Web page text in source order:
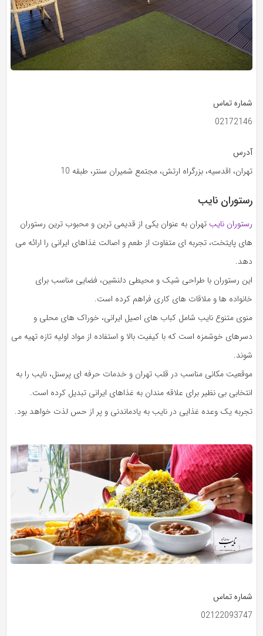
شماره تماس
02172146
آدرس
تهران، اقدسیه، بزرگراه ارتش، مجتمع شمیران سنتر، طبقه 10
رستوران نایب
رستوران نایب تهران به عنوان یکی از قدیمی‌ ترین و محبوب‌ ترین رستوران‌
های پایتخت، تجربه‌ ای متفاوت از طعم و اصالت غذاهای ایرانی را ارائه می‌
دهد.
این رستوران با طراحی شیک و محیطی دلنشین، فضایی مناسب برای
خانواده‌ ها و ملاقات‌ های کاری فراهم کرده است.
منوی متنوع نایب شامل کباب‌ های اصیل ایرانی، خوراک‌ های محلی و
دسرهای خوشمزه است که با کیفیت بالا و استفاده از مواد اولیه تازه تهیه می‌
شوند.
موقعیت مکانی مناسب در قلب تهران و خدمات حرفه‌ ای پرسنل، نایب را به
انتخابی بی‌ نظیر برای علاقه‌ مندان به غذاهای ایرانی تبدیل کرده است.
تجربه یک وعده غذایی در نایب به یادماندنی و پر از حس لذت خواهد بود.
شماره تماس
02122093747